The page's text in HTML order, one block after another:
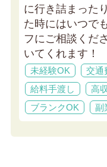
に行き詰まった
た時にはいつで
フにご相談くだ
いてくれます！
未経験OK 交通
給料手渡し
高
ブランクOK
副